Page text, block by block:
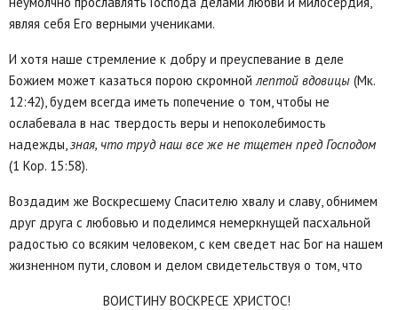
являя себя Его верными учениками.
И хотя наше стремление к добру и преуспевание в деле
Божием может казаться порою скромнойлептой вдовицы (Мк.
12:42), будем всегда иметь попечение о том, чтобы не
ослабевала в нас твердость веры и непоколебимость
надежды,зная, что труд наш все же не тщетен пред Господом
(1 Кор. 15:58).
Воздадим же Воскресшему Спасителю хвалу и славу, обнимем
друг друга с любовью и поделимся немеркнущей пасхальной
радостью со всяким человеком, с кем сведет нас Бог на нашем
жизненном пути, словом и делом свидетельствуя о том, что
ВОИСТИНУ ВОСКРЕСЕ ХРИСТОС!